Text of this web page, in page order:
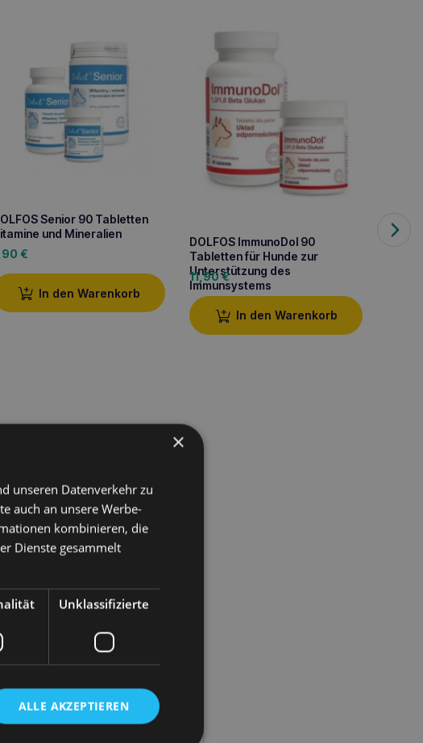
Senior 90 Tabletten
und Mineralien
€
In den Warenkorb
DOLFOS ImmunoDol 90
Tabletten für Hunde zur
Unterstützung des
Immunsystems
11,90€
In den Warenkorb
fürältere Hunde
Tocopherolen
älterer Haustiere zu erhalten.
zu beschleunigen.
mitGelenkproblemen
bietet Schutz vor Schäden
×
unseren Datenverkehr zu
auch an unsere Werbe-
kombinieren, die
Dienste gesammelt
Unklassifizierte
ALLE AKZEPTIEREN